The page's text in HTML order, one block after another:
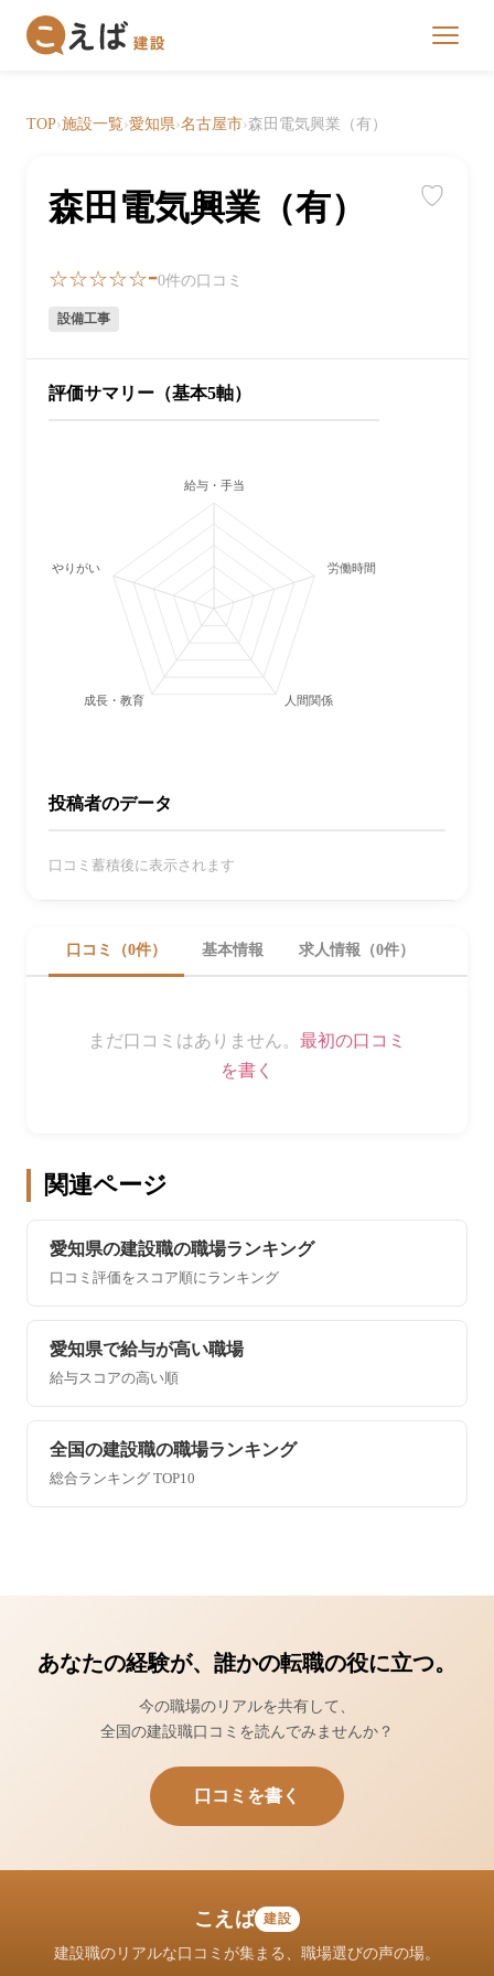
TOP›施設一覧›愛知県›名古屋市›森田電気興業（有）
森田電気興業（有） ♡
☆☆☆☆☆-0件の口コミ
設備工事
評価サマリー（基本5軸）
給与・手当
労働時間・休日
人間関係
成長・教育
やりがい
投稿者のデータ
口コミ蓄積後に表示されます
口コミ（0件） 基本情報 求人情報（0件）
まだ口コミはありません。 最初の口コミ
を書く
関連ページ
愛知県の建設職の職場ランキング
口コミ評価をスコア順にランキング
愛知県で給与が高い職場
給与スコアの高い順
全国の建設職の職場ランキング
総合ランキング TOP10
あなたの経験が、誰かの転職の役に立つ。
今の職場のリアルを共有して、
全国の建設職口コミを読んでみませんか？
口コミを書く
こえば 建設
建設職のリアルな口コミが集まる、職場選びの声の場。